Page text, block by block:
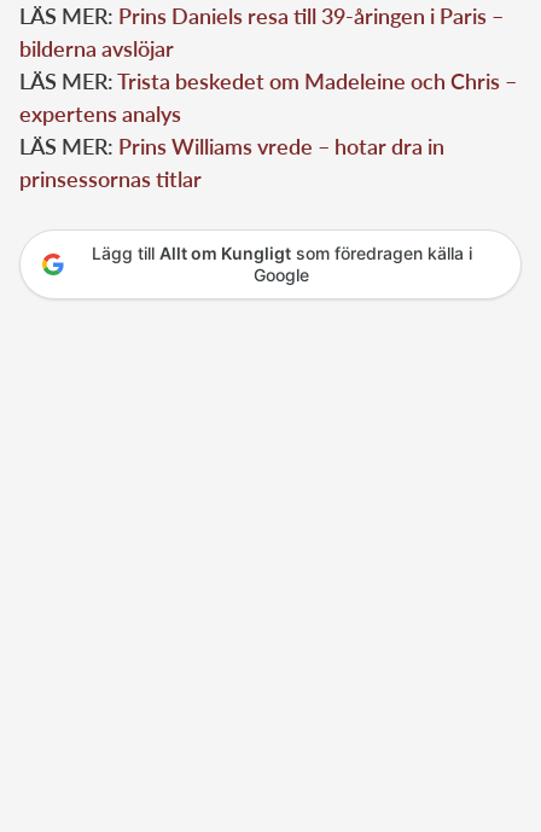
LÄS MER: Prins Daniels resa till 39-åringen i Paris –
bilderna avslöjar
LÄS MER:Trista beskedet om Madeleine och Chris –
expertens analys
LÄS MER: Prins Williams vrede – hotar dra in
prinsessornas titlar
Lägg till Allt om Kungligtsom föredragen källa i
Google